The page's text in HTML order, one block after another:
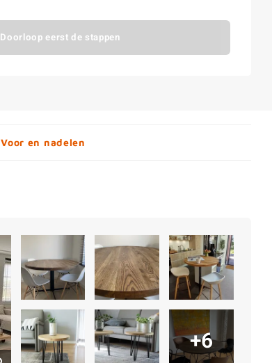
Doorloop eerst de stappen
Voor en nadelen
+6